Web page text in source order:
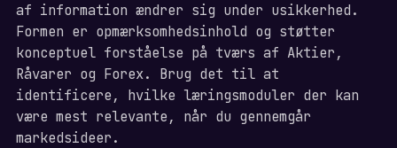
af information ændrer sig under usikkerhed.
Formen er opmærksomhedsinhold og støtter
konceptuel forståelse på tværs af Aktier,
Råvarer og Forex. Brug det til at
identificere, hvilke læringsmoduler der kan
være mest relevante, når du gennemgår
markedsideer.